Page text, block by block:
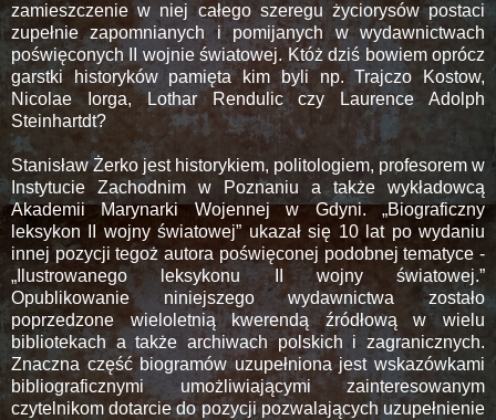
zamieszczenie w niej całego szeregu życiorysów postaci
zupełnie zapomnianych i pomijanych w wydawnictwach
poświęconych II wojnie światowej. Któż dziś bowiem oprócz
garstki historyków pamięta kim byli np. Trajczo Kostow,
Nicolae Iorga, Lothar Rendulic czy Laurence Adolph
Steinhartdt?
Stanisław Żerko jest historykiem, politologiem, profesorem w
Instytucie Zachodnim w Poznaniu a także wykładowcą
Akademii Marynarki Wojennej w Gdyni. „Biograficzny
leksykon II wojny światowej” ukazał się 10 lat po wydaniu
innej pozycji tegoż autora poświęconej podobnej tematyce -
„Ilustrowanego leksykonu II wojny światowej.”
Opublikowanie niniejszego wydawnictwa zostało
poprzedzone wieloletnią kwerendą źródłową w wielu
bibliotekach a także archiwach polskich i zagranicznych.
Znaczna część biogramów uzupełniona jest wskazówkami
bibliograficznymi umożliwiającymi zainteresowanym
czytelnikom dotarcie do pozycji pozwalających uzupełnienie